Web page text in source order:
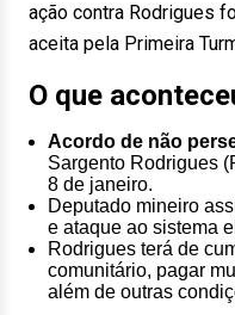
ação contra Rodrigues
aceita pela Primeira
O que
Acordo de não
Sargento Rodrigues
8 de janeiro.
Deputado mineiro
e ataque ao sistema
Rodrigues terá de
comunitário, pagar
além de outras